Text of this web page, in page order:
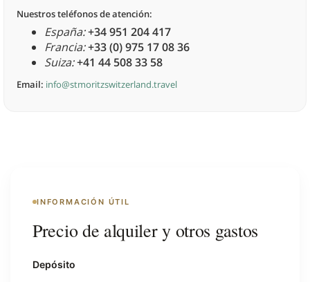
Nuestros teléfonos de atención:
España:+34 951 204 417
Francia:+33 (0) 975 17 08 36
Suiza:+41 44 508 33 58
Email: info@stmoritzswitzerland.travel
INFORMACIÓN ÚTIL
Precio de alquiler y otros gastos
Depósito